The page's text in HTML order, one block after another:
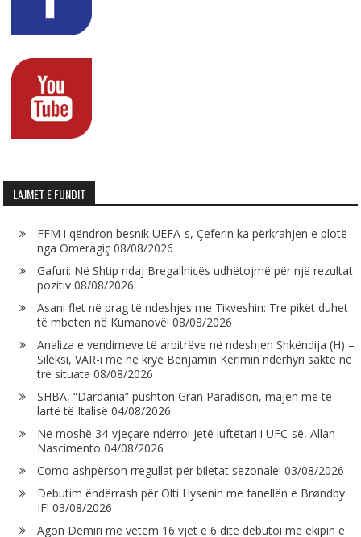
LAJMET E FUNDIT
FFM i qëndron besnik UEFA-s, Çeferin ka përkrahjen e plotë
nga Omeragiç 08/08/2026
Gafuri: Në Shtip ndaj Bregallnicës udhëtojmë për një rezultat
pozitiv 08/08/2026
Asani flet në prag të ndeshjes me Tikveshin: Tre pikët duhet
të mbeten në Kumanovë! 08/08/2026
Analiza e vendimeve të arbitrëve në ndeshjen Shkëndija (H) –
Sileksi, VAR-i me në krye Benjamin Kerimin ndërhyri saktë në
tre situata 08/08/2026
SHBA, “Dardania” pushton Gran Paradison, majën më të
lartë të Italisë 04/08/2026
Në moshë 34-vjeçare ndërroi jetë luftëtari i UFC-së, Allan
Nascimento 04/08/2026
Como ashpërson rregullat për biletat sezonale! 03/08/2026
Debutim ëndërrash për Olti Hysenin me fanellën e Brøndby
IF! 03/08/2026
Agon Demiri me vetëm 16 vjet e 6 ditë debutoi me ekipin e